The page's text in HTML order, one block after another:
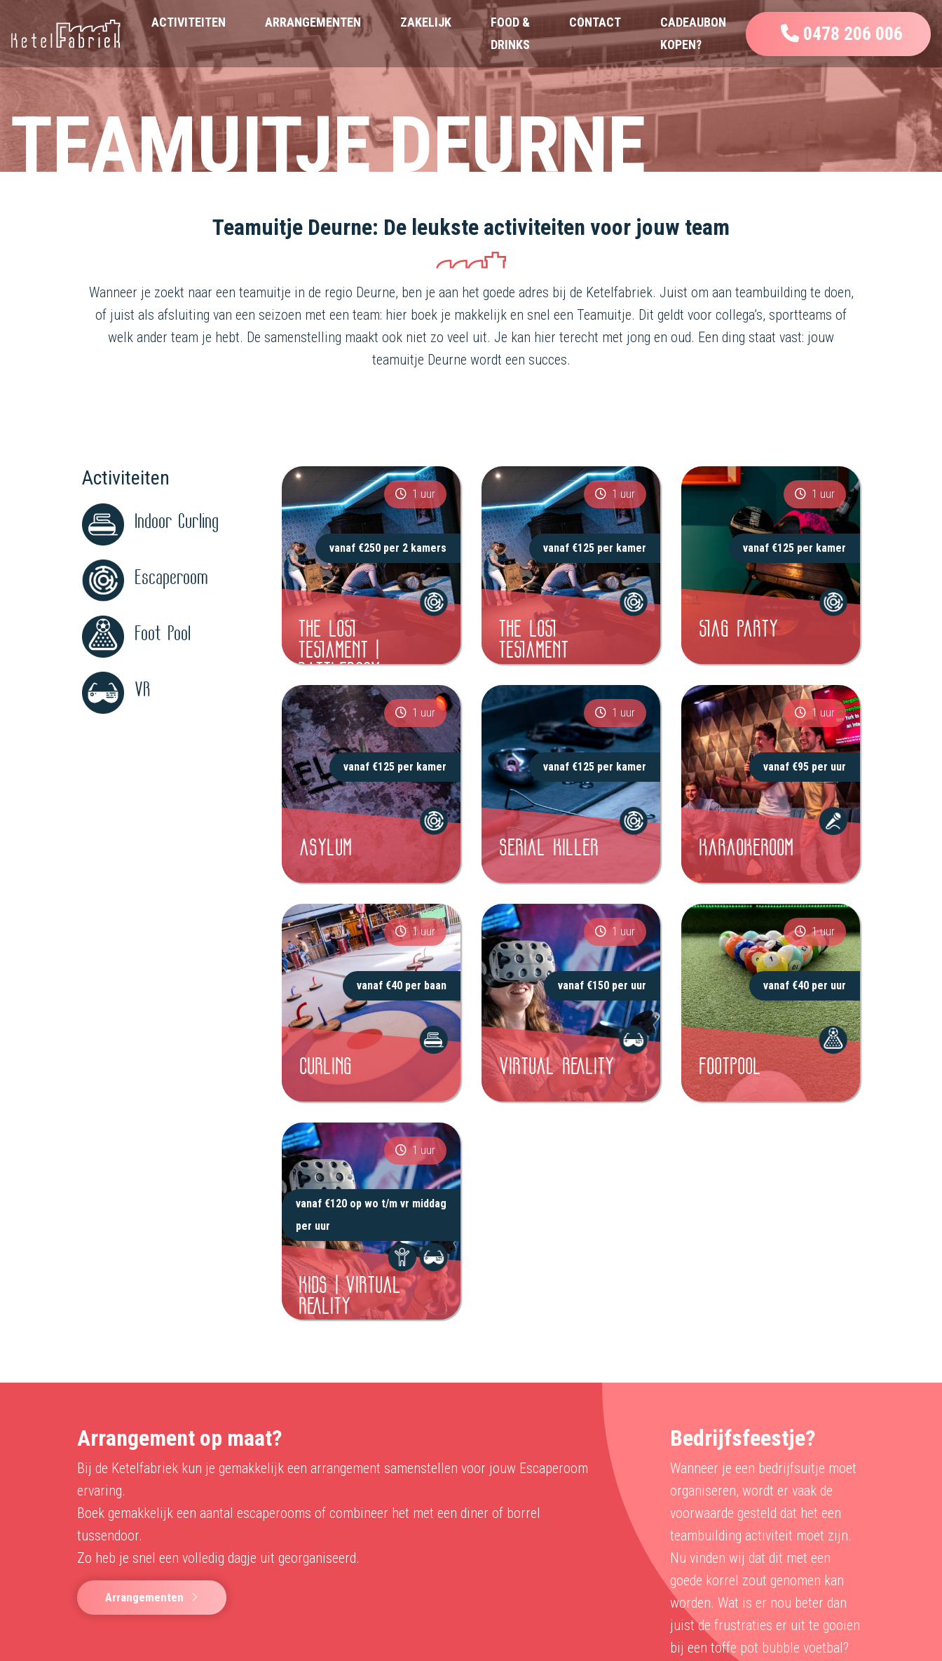
ACTIVITEITEN ARRANGEMENTEN ZAKELIJK
FOOD &
DRINKS
CONTACT
CADEAUBON
KOPEN?
0478 206 006
TEAMUITJE DEURNE
Teamuitje Deurne: De leukste activiteiten voor jouw team
Wanneer je zoekt naar een teamuitje in de regio Deurne, ben je aan het goede adres bij de Ketelfabriek. Juist om aan teambuilding te doen,
of juist als afsluiting van een seizoen met een team: hier boek je makkelijk en snel een Teamuitje. Dit geldt voor collega’s, sportteams of
welk ander team je hebt. De samenstelling maakt ook niet zo veel uit. Je kan hier terecht met jong en oud. Een ding staat vast: jouw
teamuitje Deurne wordt een succes.
Activiteiten
Indoor Curling
Escaperoom
Foot Pool
VR
1 uur
vanaf €250 per 2 kamers
THE LOST
TESTAMENT |
BATTLEROOM
1 uur
vanaf €125 per kamer
THE LOST
TESTAMENT
1 uur
vanaf €125 per kamer
STAG PARTY
1 uur
vanaf €125 per kamer
ASYLUM
1 uur
vanaf €125 per kamer
SERIAL KILLER
1 uur
vanaf €95 per uur
KARAOKEROOM
1 uur
vanaf €40 per baan
CURLING
1 uur
vanaf €150 per uur
VIRTUAL REALITY
1 uur
vanaf €40 per uur
FOOTPOOL
1 uur
vanaf €120 op wo t/m vr middag
per uur
KIDS | VIRTUAL
REALITY
Arrangement op maat?
Bij de Ketelfabriek kun je gemakkelijk een arrangement samenstellen voor jouw Escaperoom
ervaring.
Boek gemakkelijk een aantal escaperooms of combineer het met een diner of borrel
tussendoor.
Zo heb je snel een volledig dagje uit georganiseerd.
Arrangementen
Bedrijfsfeestje?
Wanneer je een bedrijfsuitje moet
organiseren, wordt er vaak de
voorwaarde gesteld dat het een
teambuilding activiteit moet zijn.
Nu vinden wij dat dit met een
goede korrel zout genomen kan
worden. Wat is er nou beter dan
juist de frustraties er uit te gooien
bij een toffe pot bubble voetbal?